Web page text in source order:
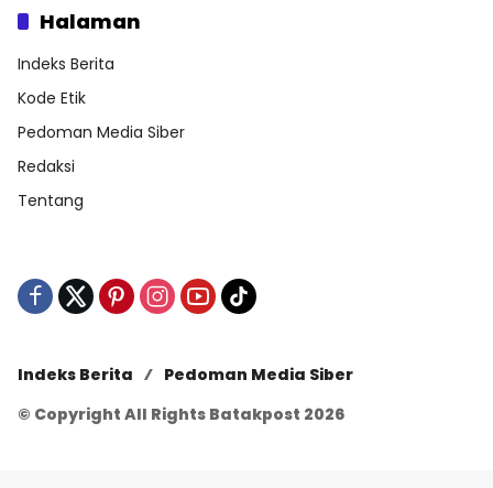
Halaman
Indeks Berita
Kode Etik
Pedoman Media Siber
Redaksi
Tentang
Indeks Berita
Pedoman Media Siber
© Copyright All Rights Batakpost 2026